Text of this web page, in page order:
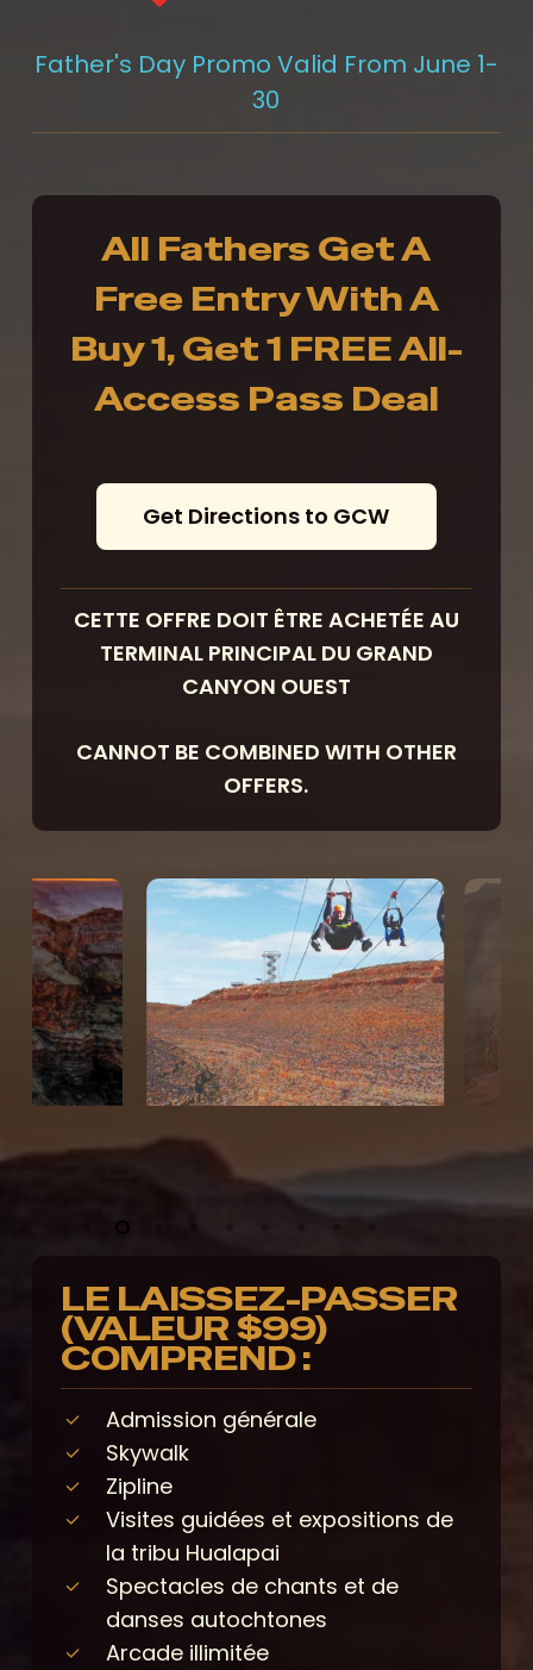
Father's Day Promo Valid From June 1-
30
All Fathers Get A
Free Entry With A
Buy 1, Get 1 FREE All-
Access Pass Deal
Get Directions to GCW
CETTE OFFRE DOIT ÊTRE ACHETÉE AU
TERMINAL PRINCIPAL DU GRAND
CANYON OUEST
CANNOT BE COMBINED WITH OTHER
OFFERS.
LE LAISSEZ-PASSER
(VALEUR $99)
COMPREND :
Admission générale
Skywalk
Zipline
Visites guidées et expositions de
la tribu Hualapai
Spectacles de chants et de
danses autochtones
Arcade illimitée